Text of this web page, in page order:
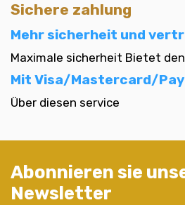
Sichere zahlung
Mehr sicherheit und
Maximale sicherheit Bietet
Mit Visa/Mastercard/
Über diesen service
Abonnieren sie
Newsletter